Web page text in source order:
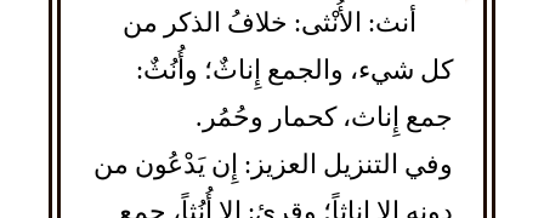
أنث: الأُنْثى: خلافُ الذكر من
كل شيء، والجمع إِناثٌ؛ وأُنُثٌ:
جمع إِناث، كحمار وحُمُر.
وفي التنزيل العزيز: إِن يَدْعُون من